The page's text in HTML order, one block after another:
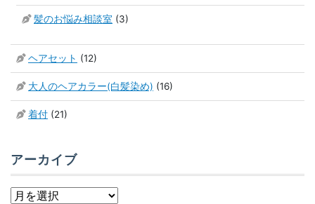
髪のお悩み相談室 (3)
ヘアセット (12)
大人のヘアカラー(白髪染め) (16)
着付 (21)
アーカイブ
ア